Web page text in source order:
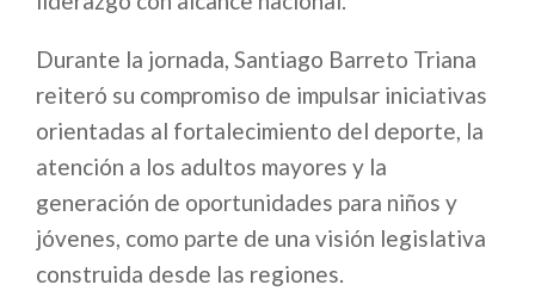
Durante la jornada, Santiago Barreto Triana
reiteró su compromiso de impulsar iniciativas
orientadas al fortalecimiento del deporte, la
atención a los adultos mayores y la
generación de oportunidades para niños y
jóvenes, como parte de una visión legislativa
construida desde las regiones.